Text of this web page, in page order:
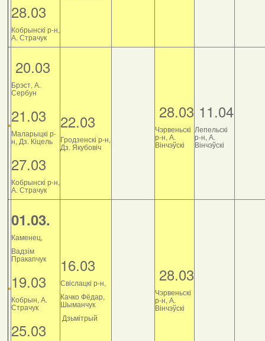
28.03
Кобрынскі р-н,
А. Страчук
20.03
Брэст, А.
Сербун
21.03
Маларыцкі р-
н, Дз. Кіцель
27.03
Кобрынскі р-н,
А. Страчук
22.03
Гродзенскі р-н,
Дз. Якубовіч
28.03
Чэрвеньскі
р-н, А.
Вінчэўскі
11.04
Лепельскі
р-н, А.
Вінчэўскі
01.03.
Каменец,
Вадзім
Пракапчук
19.03
Кобрын, А.
Страчук
25.03
16.03
Свіслацкі р-н,
Качко Фёдар,
Шыманчук
Дзьмітрый
28.03
Чэрвеньскі
р-н, А.
Вінчэўскі